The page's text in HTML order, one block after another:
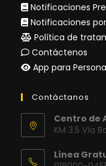
Notificaciones
Notificaciones
Política de
Contáctenos
App para
Contáctanos
Centro de
KM 3.5 Vía
Línea